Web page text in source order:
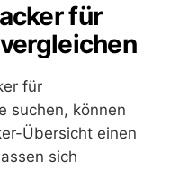
für
für
suchen, können
Übersicht einen
sich